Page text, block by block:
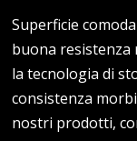
Superficie
buona resistenza
la tecnologia di
consistenza
nostri prodotti,